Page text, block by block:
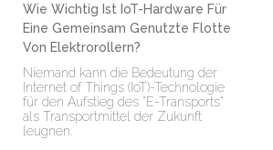
Wie Wichtig Ist IoT-Hardware Für
Eine Gemeinsam Genutzte Flotte
Von Elektrorollern?
Niemand kann die Bedeutung der
Internet of Things (IoT)-Technologie
für den Aufstieg des "E-Transports"
als Transportmittel der Zukunft
leugnen.